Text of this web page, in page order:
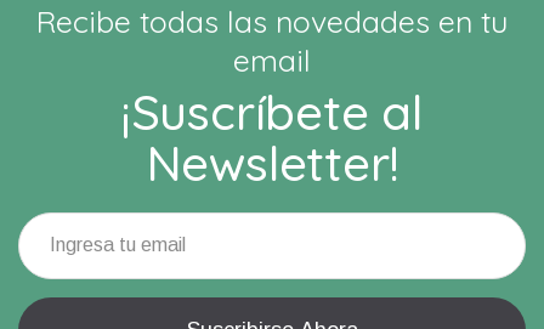
Recibe todas las novedades en tu
email
¡Suscríbete al
Newsletter!